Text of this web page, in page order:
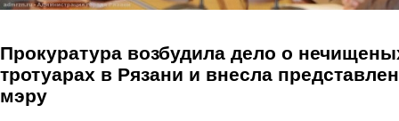
Прокуратура возбудила дело о
тротуарах в Рязани и внесла
мэру